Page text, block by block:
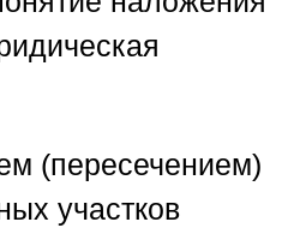
(пересечением)
участков